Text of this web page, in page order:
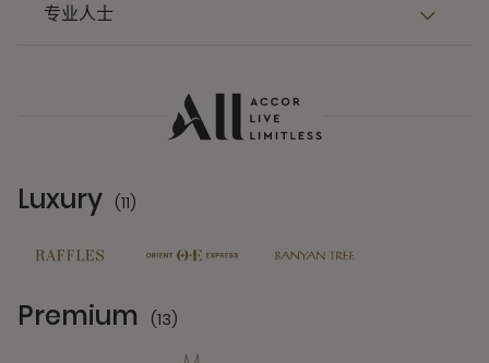
专业人士
Luxury (11)
Premium (13)